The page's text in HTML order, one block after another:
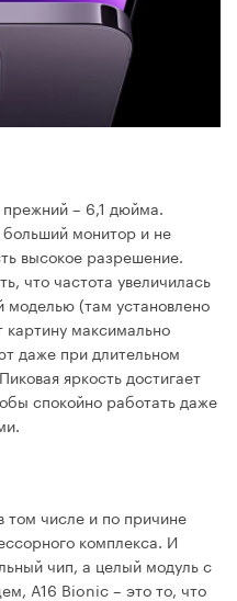
– 6,1 дюйма.
монитор и не
высокое разрешение.
что частота увеличилась
моделью (там установлено
максимально
даже при длительном
яркость достигает
спокойно работать даже
числе и по причине
комплекса. И
чип, а целый модуль с
А16 Bionic – это то, что